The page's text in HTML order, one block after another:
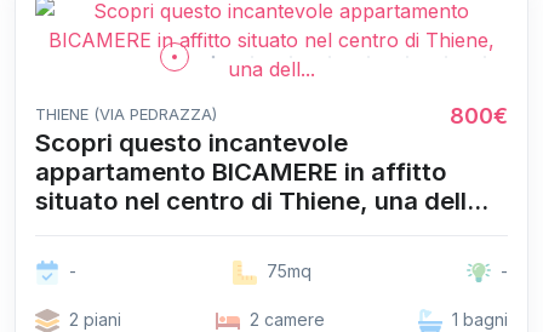
THIENE (VIA PEDRAZZA) 800€
Scopri questo incantevole
appartamento BICAMERE in affitto
situato nel centro di Thiene, una dell...
- 75mq -
2 piani 2 camere 1 bagni